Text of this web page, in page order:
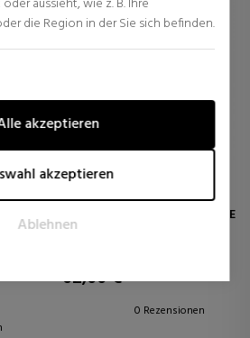
die Region in der Sie sich befinden.
interagieren, indem
gesammelt und gemeldet werden.
verwendet, um Besucher auf
Die Absicht ist, Anzeigen zu zeigen,
für den einzelnen Benutzer
akzeptieren
akzeptieren
Ablehnen
Pandora
ZEITLOSE ELEGANZ OHRRINGE
290591CZ
62,00 €
0 Rezensionen